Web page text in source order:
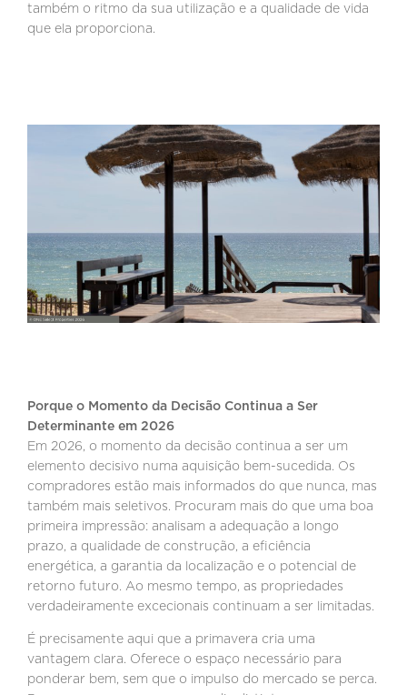
também o ritmo da sua utilização e a qualidade de vida
que ela proporciona.
Porque o Momento da Decisão Continua a Ser
Determinante em 2026
Em 2026, o momento da decisão continua a ser um
elemento decisivo numa aquisição bem-sucedida. Os
compradores estão mais informados do que nunca, mas
também mais seletivos. Procuram mais do que uma boa
primeira impressão: analisam a adequação a longo
prazo, a qualidade de construção, a eficiência
energética, a garantia da localização e o potencial de
retorno futuro. Ao mesmo tempo, as propriedades
verdadeiramente excecionais continuam a ser limitadas.
É precisamente aqui que a primavera cria uma
vantagem clara. Oferece o espaço necessário para
ponderar bem, sem que o impulso do mercado se perca.